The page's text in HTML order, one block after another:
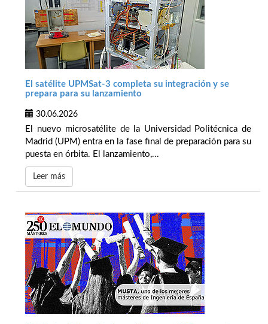
El satélite UPMSat-3 completa su integración y se
prepara para su lanzamiento
30.06.2026
El nuevo microsatélite de la Universidad Politécnica de
Madrid (UPM) entra en la fase final de preparación para su
puesta en órbita. El lanzamiento,...
Leer más